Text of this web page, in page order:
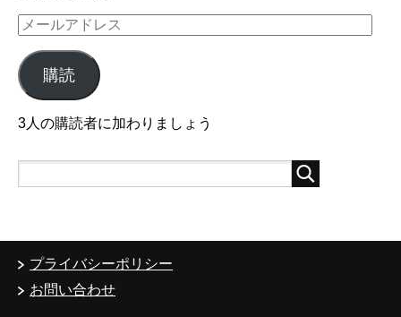
メ
ー
ル
ア
ド
レ
ス
購読
3人の購読者に加わりましょう
プライバシーポリシー
お問い合わせ